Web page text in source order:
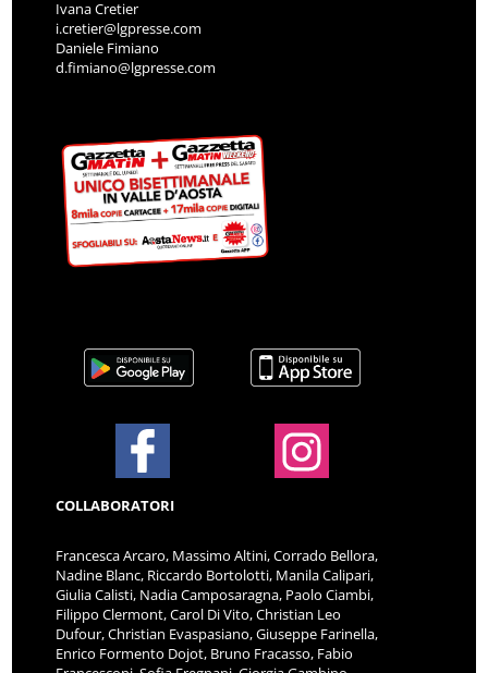
Ivana Cretier
i.cretier@lgpresse.com
Daniele Fimiano
d.fimiano@lgpresse.com
COLLABORATORI
Francesca Arcaro, Massimo Altini, Corrado Bellora,
Nadine Blanc, Riccardo Bortolotti, Manila Calipari,
Giulia Calisti, Nadia Camposaragna, Paolo Ciambi,
Filippo Clermont, Carol Di Vito, Christian Leo
Dufour, Christian Evaspasiano, Giuseppe Farinella,
Enrico Formento Dojot, Bruno Fracasso, Fabio